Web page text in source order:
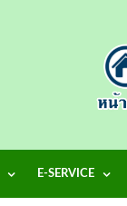
E-SERVICE